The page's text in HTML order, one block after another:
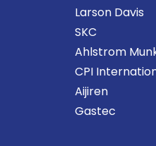
Larson Davis
SKC
Ahlstrom
CPI
Aijiren
Gastec